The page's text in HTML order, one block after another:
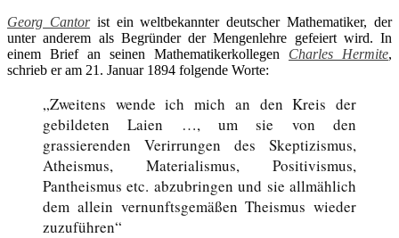
Georg Cantorist ein weltbekannter deutscher Mathematiker, der
unter anderem als Begründer der Mengenlehre gefeiert wird. In
einem Brief an seinen Mathematikerkollegen Charles Hermite,
schrieb er am 21. Januar 1894 folgende Worte:
„Zweitens wende ich mich an den Kreis der
gebildeten Laien …, um sie von den
grassierenden Verirrungen des Skeptizismus,
Atheismus, Materialismus, Positivismus,
Pantheismus etc. abzubringen und sie allmählich
dem allein vernunftsgemäßen Theismus wieder
zuzuführen“